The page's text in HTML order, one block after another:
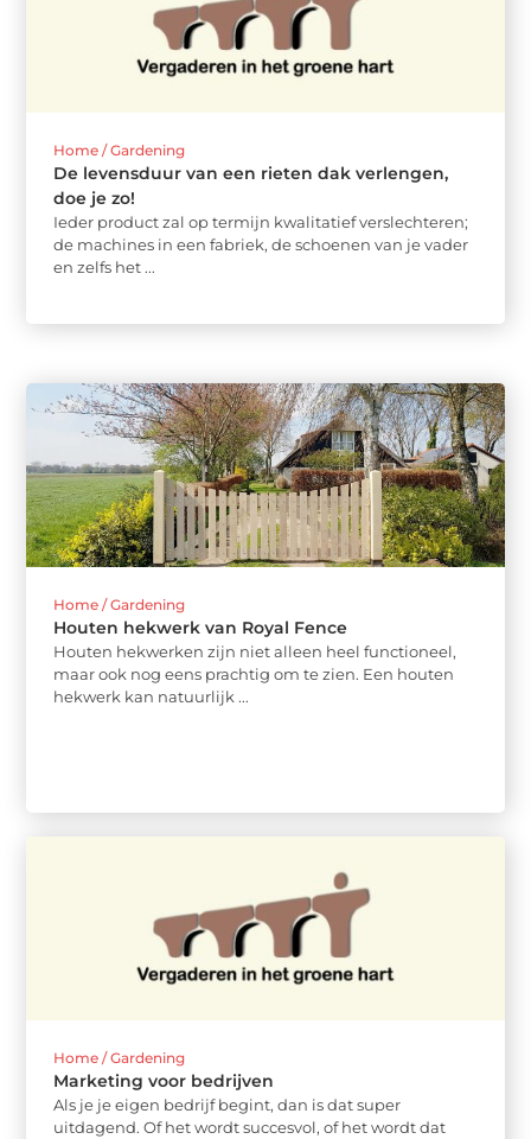
Home / Gardening
De levensduur van een rieten dak verlengen,
doe je zo!
Ieder product zal op termijn kwalitatief verslechteren;
de machines in een fabriek, de schoenen van je vader
en zelfs het ...
Home / Gardening
Houten hekwerk van Royal Fence
Houten hekwerken zijn niet alleen heel functioneel,
maar ook nog eens prachtig om te zien. Een houten
hekwerk kan natuurlijk ...
Home / Gardening
Marketing voor bedrijven
Als je je eigen bedrijf begint, dan is dat super
uitdagend. Of het wordt succesvol, of het wordt dat